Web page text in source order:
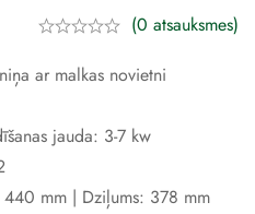
(0 atsauksmes)
ar malkas novietni
jauda: 3-7 kw
mm | Dziļums: 378 mm